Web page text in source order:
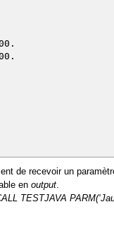
de recevoir un
en output.
TESTJAVA